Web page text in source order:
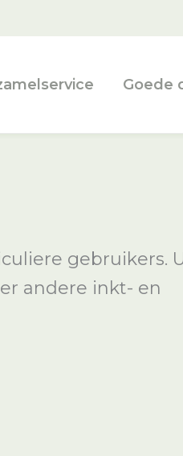
Goede
gebruikers.
andere inkt- en